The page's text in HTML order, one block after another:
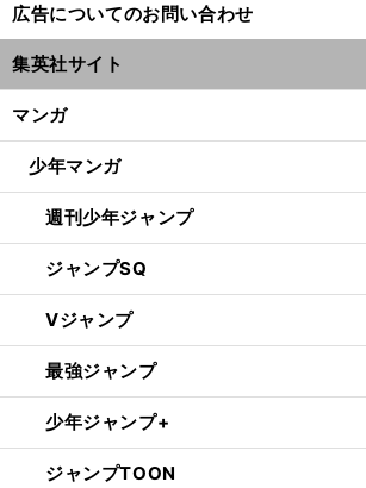
広告についてのお問い合わせ
集英社サイト
マンガ
少年マンガ
週刊少年ジャンプ
ジャンプSQ
Vジャンプ
最強ジャンプ
少年ジャンプ+
ジャンプTOON